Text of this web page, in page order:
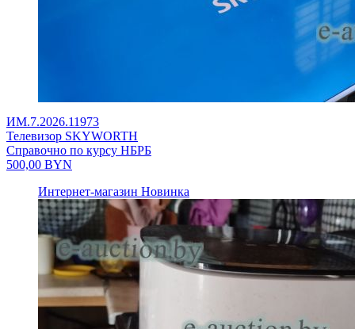
ИМ.7.2026.11973
Телевизор SKYWORTH
Справочно по курсу НБРБ
500,00 BYN
Интернет-магазин Новинка